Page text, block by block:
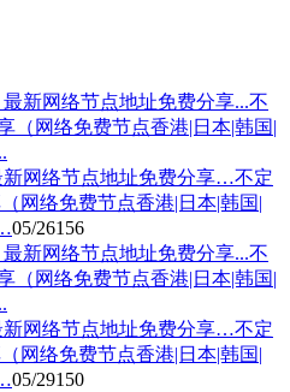
新网络节点地址免费分享…不定
网络免费节点香港|日本|韩国|
05/26156
新网络节点地址免费分享…不定
网络免费节点香港|日本|韩国|
05/29150